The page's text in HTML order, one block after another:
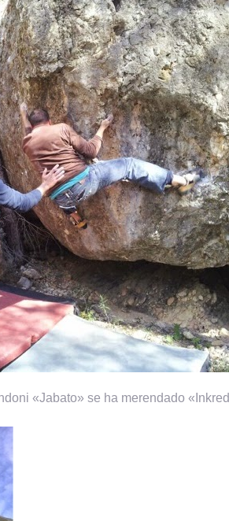
«Jabato» se ha merendado